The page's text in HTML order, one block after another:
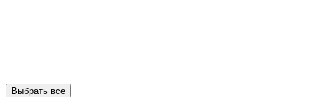
Выбрать все